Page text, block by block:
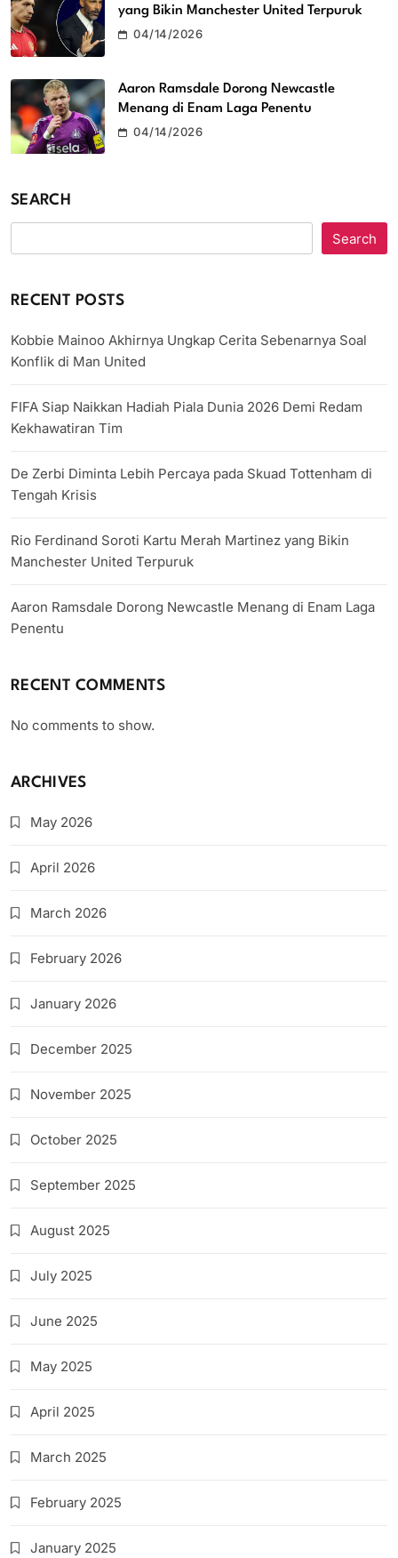
yang Bikin Manchester United Terpuruk
04/14/2026
Aaron Ramsdale Dorong Newcastle
Menang di Enam Laga Penentu
04/14/2026
SEARCH
Search
RECENT POSTS
Kobbie Mainoo Akhirnya Ungkap Cerita Sebenarnya Soal
Konflik di Man United
FIFA Siap Naikkan Hadiah Piala Dunia 2026 Demi Redam
Kekhawatiran Tim
De Zerbi Diminta Lebih Percaya pada Skuad Tottenham di
Tengah Krisis
Rio Ferdinand Soroti Kartu Merah Martinez yang Bikin
Manchester United Terpuruk
Aaron Ramsdale Dorong Newcastle Menang di Enam Laga
Penentu
RECENT COMMENTS
No comments to show.
ARCHIVES
May 2026
April 2026
March 2026
February 2026
January 2026
December 2025
November 2025
October 2025
September 2025
August 2025
July 2025
June 2025
May 2025
April 2025
March 2025
February 2025
January 2025